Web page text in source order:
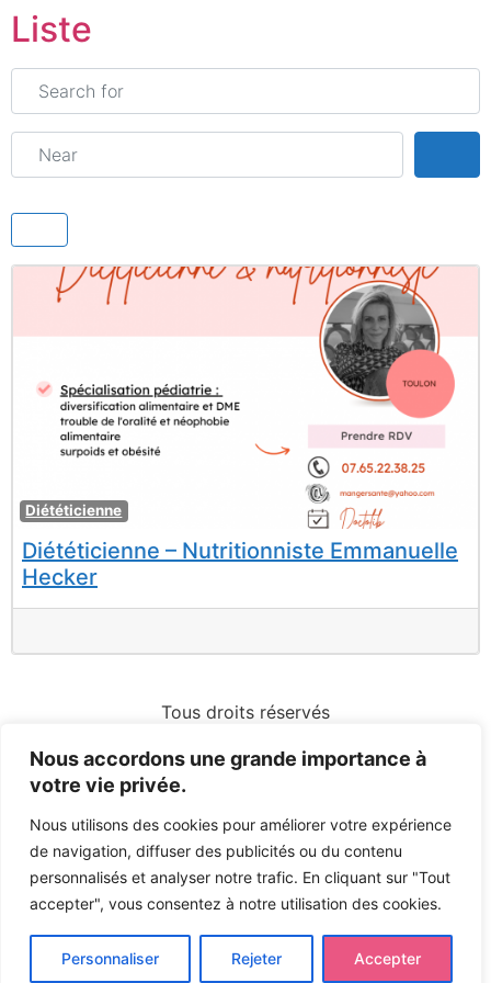
Nous accordons une grande importance à
votre vie privée.
Nous utilisons des cookies pour améliorer votre expérience
de navigation, diffuser des publicités ou du contenu
personnalisés et analyser notre trafic. En cliquant sur "Tout
accepter", vous consentez à notre utilisation des cookies.
Personnaliser Rejeter Accepter
Liste
Search for
Near
Diététicienne
Diététicienne – Nutritionniste Emmanuelle
Hecker
Tous droits réservés